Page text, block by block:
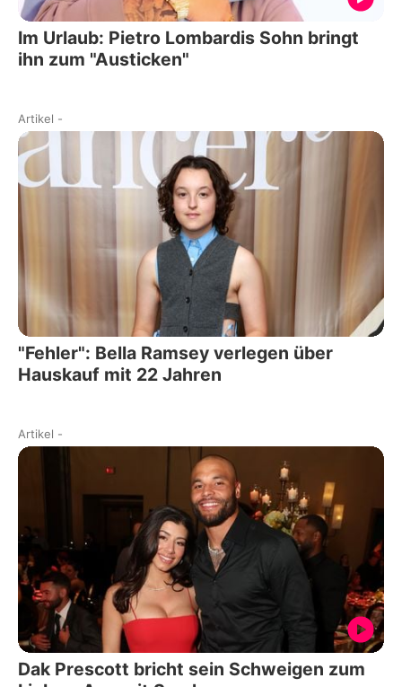
Im Urlaub: Pietro Lombardis Sohn bringt
ihn zum "Austicken"
Artikel -
"Fehler": Bella Ramsey verlegen über
Hauskauf mit 22 Jahren
Artikel -
Dak Prescott bricht sein Schweigen zum